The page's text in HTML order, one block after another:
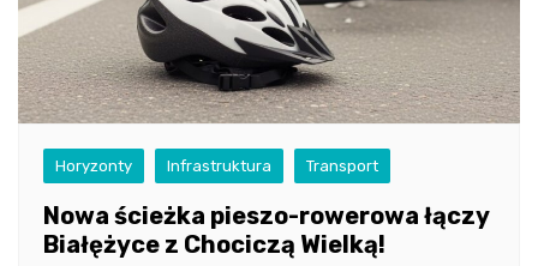
Horyzonty Infrastruktura Transport
Nowa ścieżka pieszo-rowerowa łączy
Białężyce z Chociczą Wielką!